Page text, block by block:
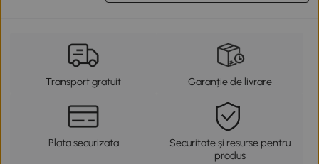
Transport gratuit Garanție de livrare
Plata securizata
Securitate și resurse pentru
produs